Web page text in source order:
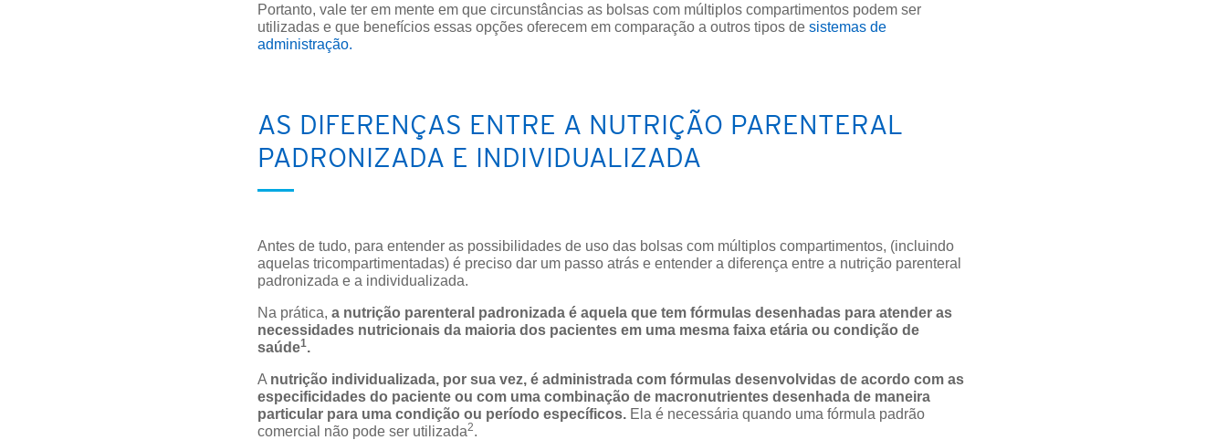
Portanto, vale ter em mente em que circunstâncias as bolsas com múltiplos compartimentos podem ser
utilizadas e que benefícios essas opções oferecem em comparação a outros tipos de sistemas de
administração.
AS DIFERENÇAS ENTRE A NUTRIÇÃO PARENTERAL
PADRONIZADA E INDIVIDUALIZADA
Antes de tudo, para entender as possibilidades de uso das bolsas com múltiplos compartimentos, (incluindo
aquelas tricompartimentadas) é preciso dar um passo atrás e entender a diferença entre a nutrição parenteral
padronizada e a individualizada.
Na prática, a nutrição parenteral padronizada é aquela que tem fórmulas desenhadas para atender as
necessidades nutricionais da maioria dos pacientes em uma mesma faixa etária ou condição de
saúde1.
A nutrição individualizada, por sua vez, é administrada com fórmulas desenvolvidas de acordo com as
especificidades do paciente ou com uma combinação de macronutrientes desenhada de maneira
particular para uma condição ou período específicos. Ela é necessária quando uma fórmula padrão
comercial não pode ser utilizada2.